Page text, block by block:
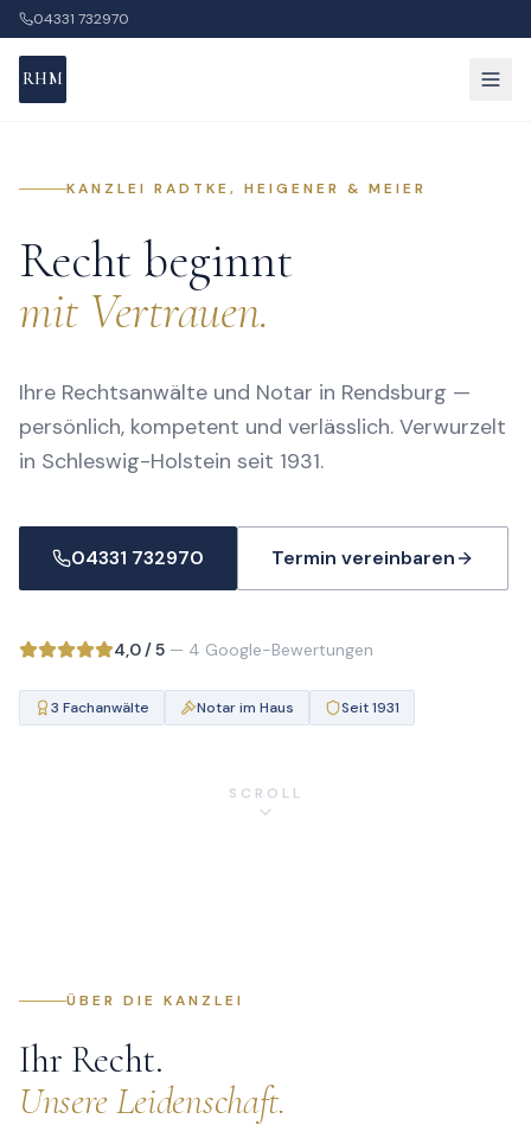
04331 732970
RHM
Aktuelles
KANZLEI RADTKE, HEIGENER & MEIER
Recht beginnt
mit Vertrauen.
Ihre Rechtsanwälte und Notar in Rendsburg —
persönlich, kompetent und verlässlich. Verwurzelt
in Schleswig-Holstein seit 1931.
04331 732970 Termin vereinbaren
4,0/ 5 — 4 Google-Bewertungen
3 Fachanwälte Notar im Haus Seit 1931
SCROLL
ÜBER DIE KANZLEI
Ihr Recht.
Unsere Leidenschaft.